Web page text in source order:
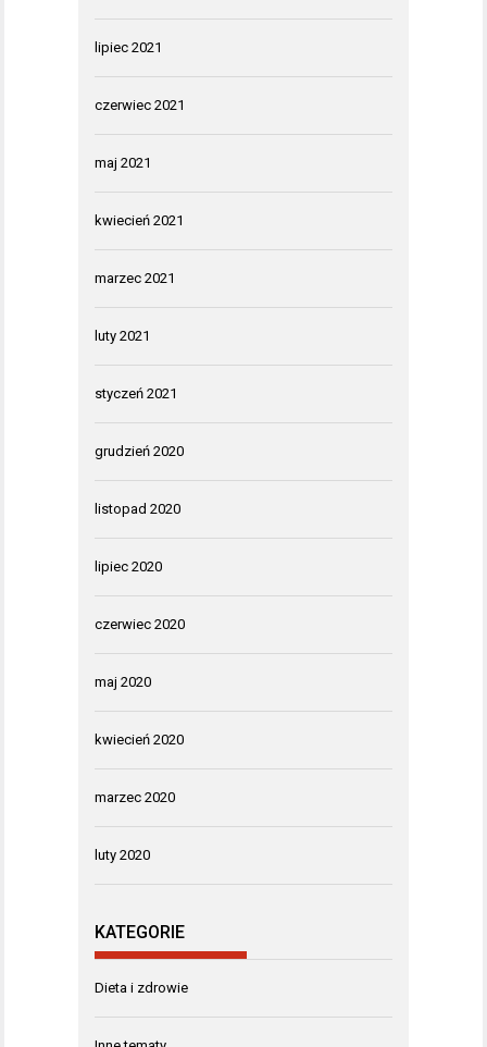
lipiec 2021
czerwiec 2021
maj 2021
kwiecień 2021
marzec 2021
luty 2021
styczeń 2021
grudzień 2020
listopad 2020
lipiec 2020
czerwiec 2020
maj 2020
kwiecień 2020
marzec 2020
luty 2020
KATEGORIE
Dieta i zdrowie